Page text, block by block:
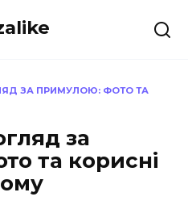
ЗА ПРИМУЛОЮ: ФОТО ТА
за
та корисні